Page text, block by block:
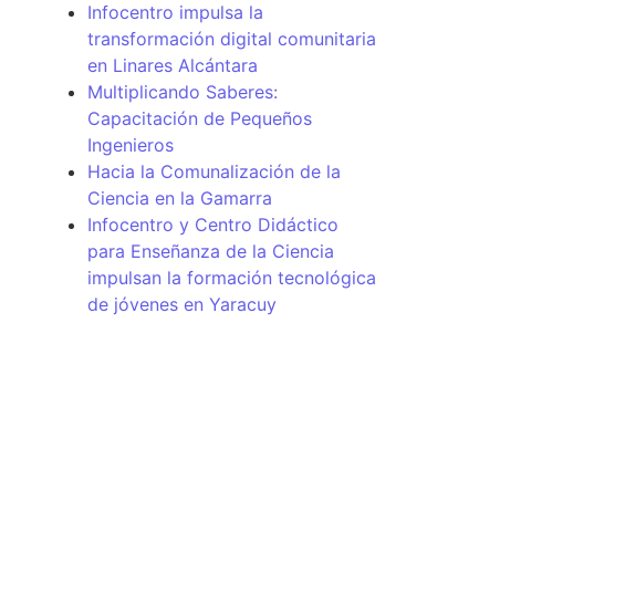
Infocentro impulsa la
transformación digital comunitaria
en Linares Alcántara
Multiplicando Saberes:
Capacitación de Pequeños
Ingenieros
Hacia la Comunalización de la
Ciencia en la Gamarra
Infocentro y Centro Didáctico
para Enseñanza de la Ciencia
impulsan la formación tecnológica
de jóvenes en Yaracuy